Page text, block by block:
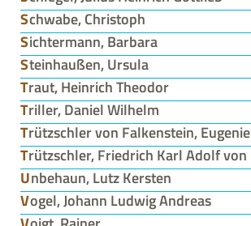
Schwabe, Christoph
Sichtermann, Barbara
Steinhaußen, Ursula
Traut, Heinrich Theodor
Triller, Daniel Wilhelm
Trützschler von Falkenstein, Eugenie
Trützschler, Friedrich Karl Adolf von
Unbehaun, Lutz Kersten
Vogel, Johann Ludwig Andreas